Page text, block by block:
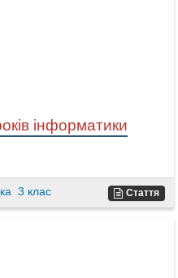
інформатики
3 клас Стаття